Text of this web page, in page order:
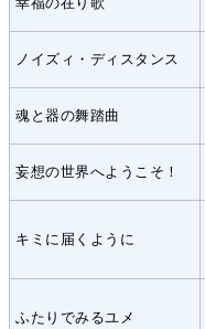
ノイズィ・ディスタンス
魂と器の舞踏曲
妄想の世界へようこそ！
キミに届くように
ふたりでみるユメ